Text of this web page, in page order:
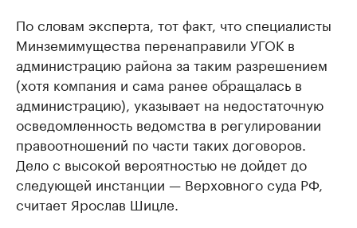
По словам эксперта, тот факт, что специалисты
Минземимущества перенаправили УГОК в
администрацию района за таким разрешением
(хотя компания и сама ранее обращалась в
администрацию), указывает на недостаточную
осведомленность ведомства в регулировании
правоотношений по части таких договоров.
Дело с высокой вероятностью не дойдет до
следующей инстанции — Верховного суда РФ,
считает Ярослав Шицле.